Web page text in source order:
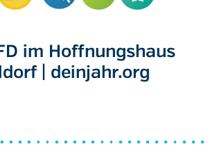
im Hoffnungshaus
| deinjahr.org